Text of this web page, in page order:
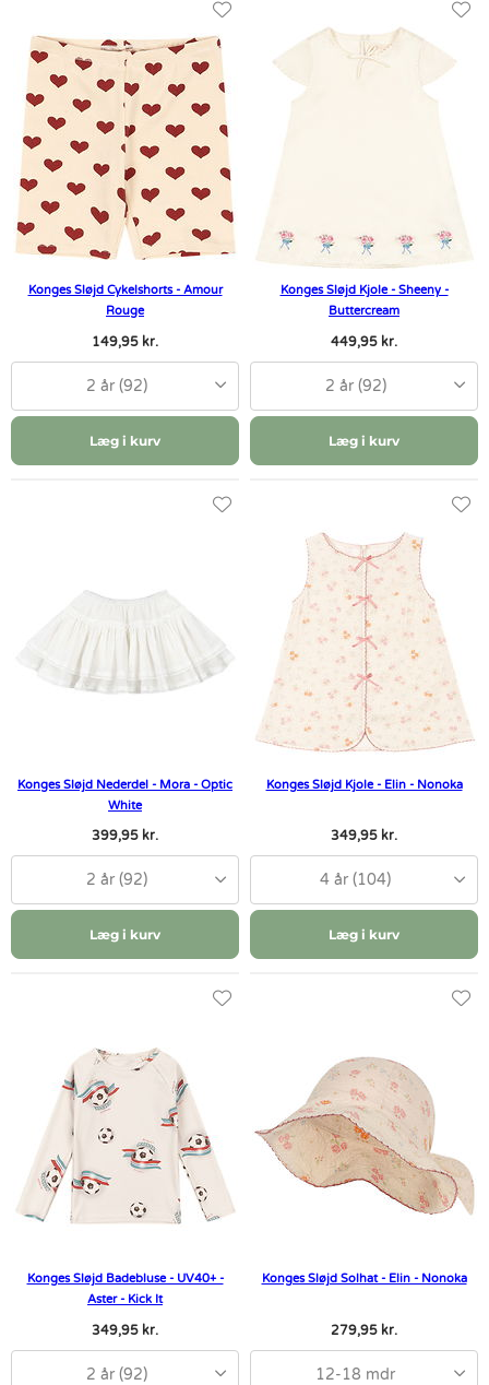
Konges Sløjd Cykelshorts - Amour
Rouge
149,95 kr.
2 år (92)
Læg i kurv
Konges Sløjd Kjole - Sheeny -
Buttercream
449,95 kr.
2 år (92)
Læg i kurv
Konges Sløjd Nederdel - Mora - Optic
White
399,95 kr.
2 år (92)
Læg i kurv
Konges Sløjd Kjole - Elin - Nonoka
349,95 kr.
4 år (104)
Læg i kurv
Konges Sløjd Badebluse - UV40+ -
Aster - Kick It
349,95 kr.
2 år (92)
Konges Sløjd Solhat - Elin - Nonoka
279,95 kr.
12-18 mdr